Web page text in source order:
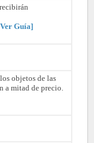
Guía]
objetos de las
a mitad de precio.